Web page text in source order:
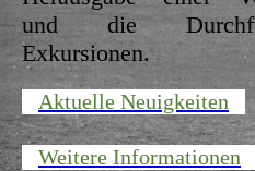
und die
Exkursionen.
Aktuelle Neuigkeiten
Weitere Informationen